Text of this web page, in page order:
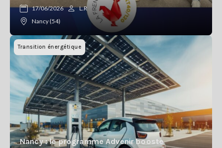
S'abonner
17/06/2026
L.R
Nancy (54)
Transition énergétique
Nancy : le programme Advenir booste